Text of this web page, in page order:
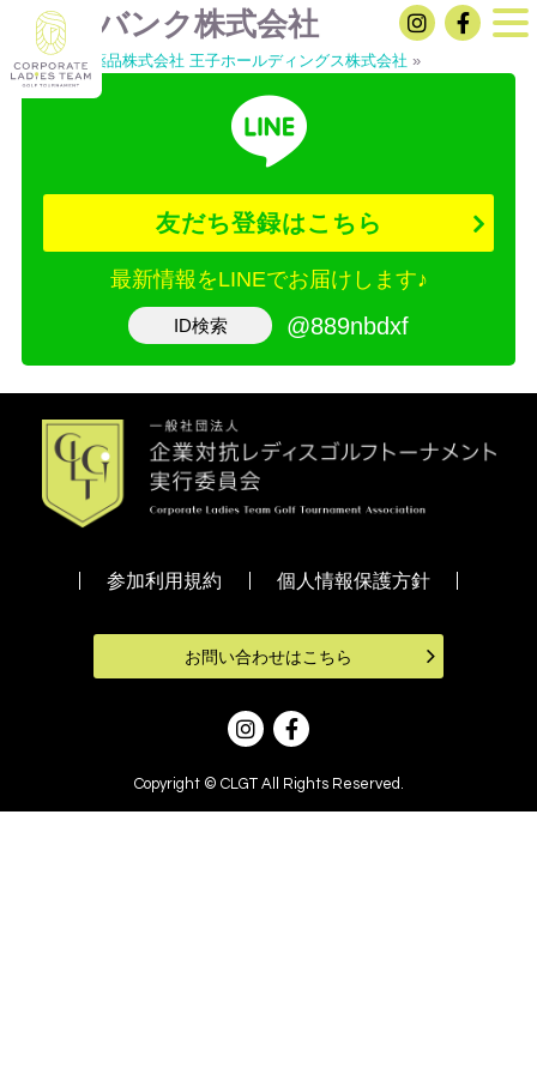
ソフトバンク株式会社
レインボー薬品株式会社 王子ホールディングス株式会社 »
友だち登録はこちら
最新情報をLINEでお届けします♪
ID検索 @889nbdxf
参加利用規約 個人情報保護方針
お問い合わせはこちら
Copyright © CLGT All Rights Reserved.